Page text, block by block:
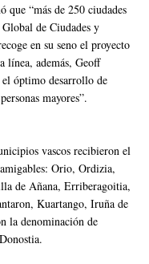
que “más de 250 ciudades
de Ciudades y
en su seno el proyecto
línea, además, Geoff
óptimo desarrollo de
mayores”.
vascos recibieron el
Orio, Ordizia,
de Añana, Erriberagoitia,
Kuartango, Iruña de
la denominación de